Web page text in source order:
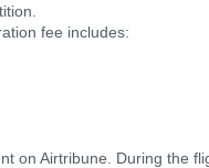
fee includes:
on Airtribune. During the